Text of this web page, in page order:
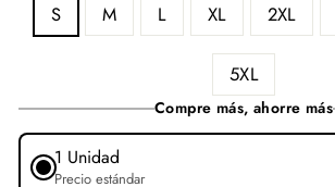
S M L XL 2XL
5XL
Compre más, ahorre más
1 Unidad
Precio estándar